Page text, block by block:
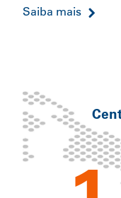
Saiba mais